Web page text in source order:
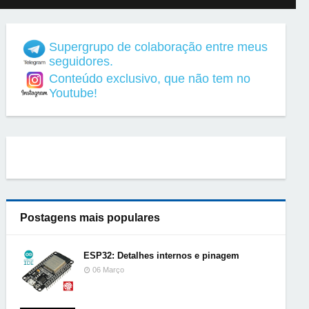
Supergrupo de colaboração entre meus
seguidores.
Conteúdo exclusivo, que não tem no
Youtube!
Postagens mais populares
ESP32: Detalhes internos e pinagem
06 Março